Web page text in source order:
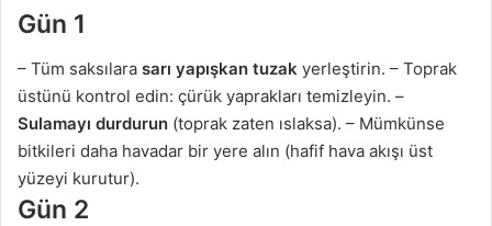
Gün 1
– Tüm saksılara sarı yapışkan tuzak yerleştirin. – Toprak
üstünü kontrol edin: çürük yaprakları temizleyin. –
Sulamayı durdurun (toprak zaten ıslaksa). – Mümkünse
bitkileri daha havadar bir yere alın (hafif hava akışı üst
yüzeyi kurutur).
Gün 2